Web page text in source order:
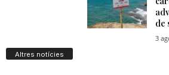
Altres notícies